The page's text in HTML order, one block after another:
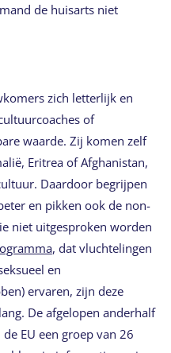
de huisarts niet
zich letterlijk en
of
waarde. Zij komen zelf
Eritrea of Afghanistan,
Daardoor begrijpen
en pikken ook de non-
niet uitgesproken worden
, dat vluchtelingen
en
ervaren, zijn deze
De afgelopen anderhalf
EU een groep van 26